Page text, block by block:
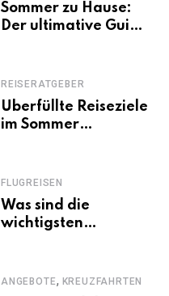
Sommer zu Hause:
Der ultimative Guide
REISERATGEBER
Überfüllte Reiseziele
im Sommer
zu Mallorca,
Santorini, Gardasee
& Co.
FLUGREISEN
Was sind die
wichtigsten
ANGEBOTE, KREUZFAHRTEN